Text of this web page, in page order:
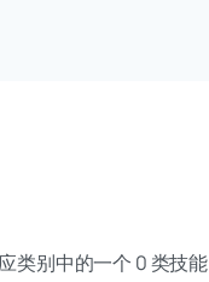
类别中的一个 0 类技能